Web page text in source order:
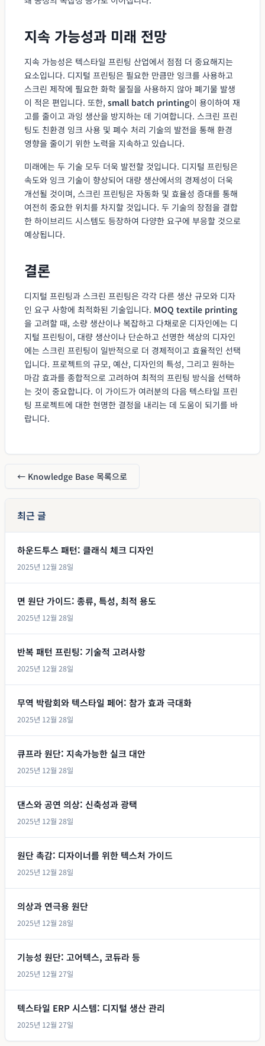
지속 가능성과 미래 전망
지속 가능성은 텍스타일 프린팅 산업에서 점점 더 중요해지는
요소입니다. 디지털 프린팅은 필요한 만큼만 잉크를 사용하고
스크린 제작에 필요한 화학 물질을 사용하지 않아 폐기물 발생
이 적은 편입니다. 또한, small batch printing이 용이하여 재
고를 줄이고 과잉 생산을 방지하는 데 기여합니다. 스크린 프린
팅도 친환경 잉크 사용 및 폐수 처리 기술의 발전을 통해 환경
영향을 줄이기 위한 노력을 지속하고 있습니다.
미래에는 두 기술 모두 더욱 발전할 것입니다. 디지털 프린팅은
속도와 잉크 기술이 향상되어 대량 생산에서의 경제성이 더욱
개선될 것이며, 스크린 프린팅은 자동화 및 효율성 증대를 통해
여전히 중요한 위치를 차지할 것입니다. 두 기술의 장점을 결합
한 하이브리드 시스템도 등장하여 다양한 요구에 부응할 것으로
예상됩니다.
결론
디지털 프린팅과 스크린 프린팅은 각각 다른 생산 규모와 디자
인 요구 사항에 최적화된 기술입니다. MOQ textile printing
을 고려할 때, 소량 생산이나 복잡하고 다채로운 디자인에는 디
지털 프린팅이, 대량 생산이나 단순하고 선명한 색상의 디자인
에는 스크린 프린팅이 일반적으로 더 경제적이고 효율적인 선택
입니다. 프로젝트의 규모, 예산, 디자인의 특성, 그리고 원하는
마감 효과를 종합적으로 고려하여 최적의 프린팅 방식을 선택하
는 것이 중요합니다. 이 가이드가 여러분의 다음 텍스타일 프린
팅 프로젝트에 대한 현명한 결정을 내리는 데 도움이 되기를 바
랍니다.
← Knowledge Base 목록으로
최근 글
하운드투스 패턴: 클래식 체크 디자인
2025년 12월 28일
면 원단 가이드: 종류, 특성, 최적 용도
2025년 12월 28일
반복 패턴 프린팅: 기술적 고려사항
2025년 12월 28일
무역 박람회와 텍스타일 페어: 참가 효과 극대화
2025년 12월 28일
큐프라 원단: 지속가능한 실크 대안
2025년 12월 28일
댄스와 공연 의상: 신축성과 광택
2025년 12월 28일
원단 촉감: 디자이너를 위한 텍스처 가이드
2025년 12월 28일
의상과 연극용 원단
2025년 12월 28일
기능성 원단: 고어텍스, 코듀라 등
2025년 12월 27일
텍스타일 ERP 시스템: 디지털 생산 관리
2025년 12월 27일